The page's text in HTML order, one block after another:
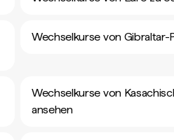
Wechselkurse von Gibraltar-
Wechselkurse von
ansehen